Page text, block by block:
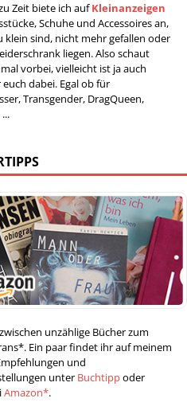
Zeit biete ich aufKleinanzeigen
Schuhe und Accessoires an,
klein sind, nicht mehr gefallen oder
liegen. Also schaut
vorbei, vielleicht ist ja auch
dabei. Egal ob für
Transgender, DragQueen,
unzählige Bücher zum
Ein paar findet ihr auf meinem
und
unter Buchtippoder
Amazon*.